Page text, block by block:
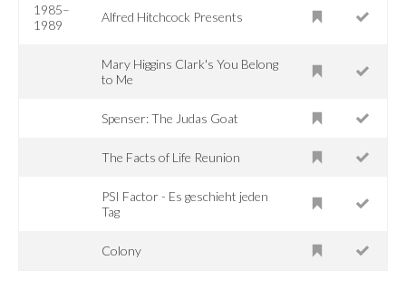
1985–
1989
Alfred Hitchcock Presents
Mary Higgins Clark's You Belong
to Me
Spenser: The Judas Goat
The Facts of Life Reunion
PSI Factor - Es geschieht jeden
Tag
Colony